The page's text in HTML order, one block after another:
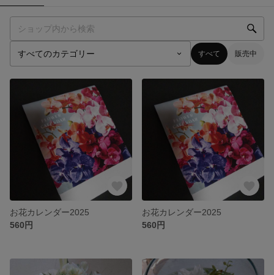
すべて 販売中
お花カレンダー2025
560円
お花カレンダー2025
560円